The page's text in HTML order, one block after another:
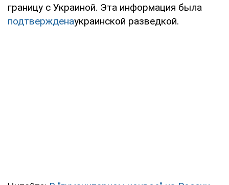
границу с Украиной. Эта информация была
подтвержденаукраинской разведкой.